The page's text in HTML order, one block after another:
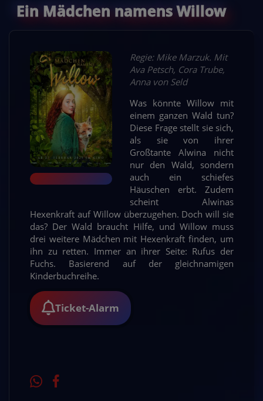
Ein Mädchen namens Willow
Regie: Mike Marzuk. Mit
Ava Petsch, Cora Trube,
Anna von Seld
Was könnte Willow mit
einem ganzen Wald tun?
Diese Frage stellt sie sich,
als sie von ihrer
Großtante Alwina nicht
nur den Wald, sondern
auch ein schiefes
Häuschen erbt. Zudem
scheint Alwinas
Hexenkraft auf Willow überzugehen. Doch will sie
das? Der Wald braucht Hilfe, und Willow muss
drei weitere Mädchen mit Hexenkraft finden, um
ihn zu retten. Immer an ihrer Seite: Rufus der
Fuchs. Basierend auf der gleichnamigen
Kinderbuchreihe.
Ticket-Alarm